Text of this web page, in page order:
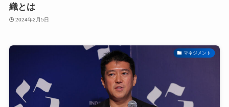
織とは
2024年2月5日
マネジメント